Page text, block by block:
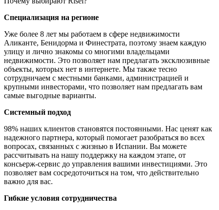
Специализация на регионе
Уже более 8 лет мы работаем в сфере недвижимости
Аликанте, Бенидорма и Финестрата, поэтому знаем каждую
улицу и лично знакомы со многими владельцами
недвижимости. Это позволяет нам предлагать эксклюзивные
объекты, которых нет в интернете. Мы также тесно
сотрудничаем с местными банками, администрацией и
крупными инвесторами, что позволяет нам предлагать вам
самые выгодные варианты.
Системный подход
98% наших клиентов становятся постоянными. Нас ценят как
надежного партнера, который помогает разобраться во всех
вопросах, связанных с жизнью в Испании. Вы можете
рассчитывать на нашу поддержку на каждом этапе, от
консьерж-сервис до управления вашими инвестициями. Это
позволяет вам сосредоточиться на том, что действительно
важно для вас.
Гибкие условия сотрудничества